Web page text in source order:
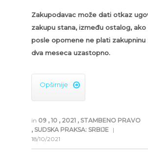
Zakupodavac može dati otkaz
zakupu stana, između ostalog, ako
posle opomene ne plati zakupninu
dva meseca uzastopno.
Opširnije 
in 09 , 10 , 2021 , STAMBENO PRAVO
, SUDSKA PRAKSA: SRBIJE |
18/10/2021